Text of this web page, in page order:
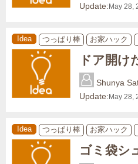
Update: May 28,
Idea つっぱり棒 お家ハック
ドア開け
Shunya
Update: May 28,
Idea つっぱり棒 お家ハック
ゴミ袋シ